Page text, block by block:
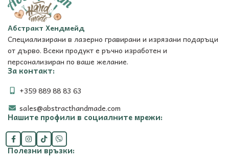
Абстракт Хендмейд
Специализирани в лазерно гравирани и изрязани подаръци
от дърво. Всеки продукт е ръчно изработен и
персонализиран по ваше желание.
За контакт:
+359 889 88 83 63
sales@abstracthandmade.com
Нашите профили в социалните мрежи:
Полезни връзки: